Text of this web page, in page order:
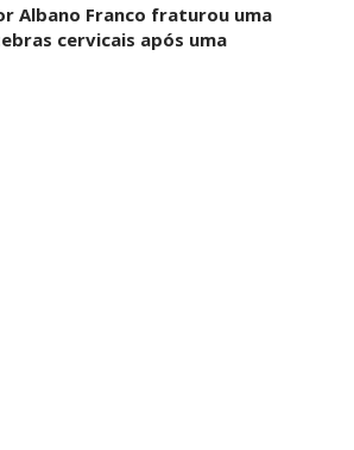
Albano Franco fraturou uma
cervicais após uma